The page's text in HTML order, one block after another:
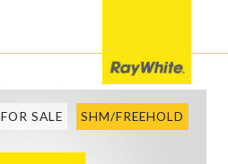
FOR SALE SHM/FREEHOLD